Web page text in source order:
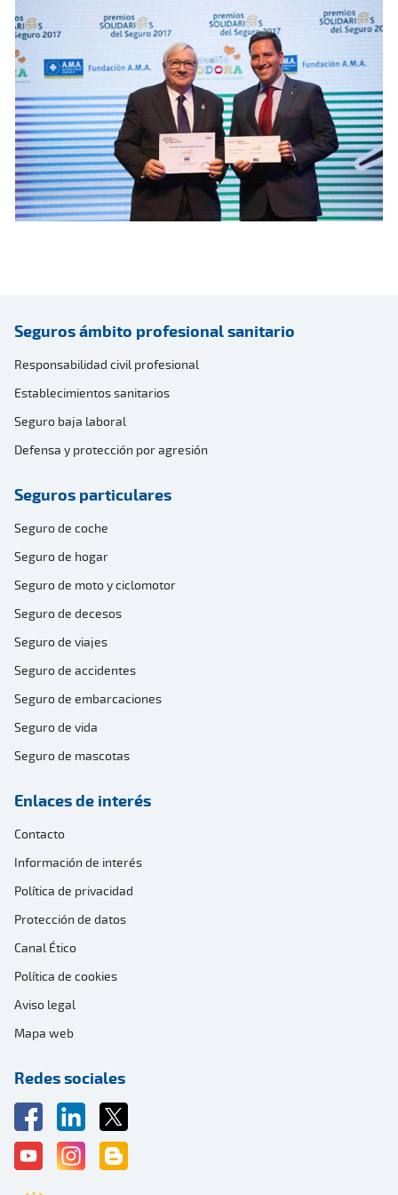
Seguros ámbito profesional sanitario
Responsabilidad civil profesional
Establecimientos sanitarios
Seguro baja laboral
Defensa y protección por agresión
Seguros particulares
Seguro de coche
Seguro de hogar
Seguro de moto y ciclomotor
Seguro de decesos
Seguro de viajes
Seguro de accidentes
Seguro de embarcaciones
Seguro de vida
Seguro de mascotas
Enlaces de interés
Contacto
Información de interés
Política de privacidad
Protección de datos
Canal Ético
Política de cookies
Aviso legal
Mapa web
Redes sociales